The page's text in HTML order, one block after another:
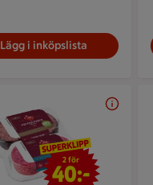
Lägg i inköpslista
2 för 40 kr
2 för
40:-